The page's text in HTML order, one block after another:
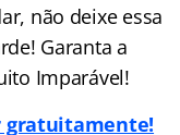
não deixe essa
Garanta a
Imparável!
gratuitamente!